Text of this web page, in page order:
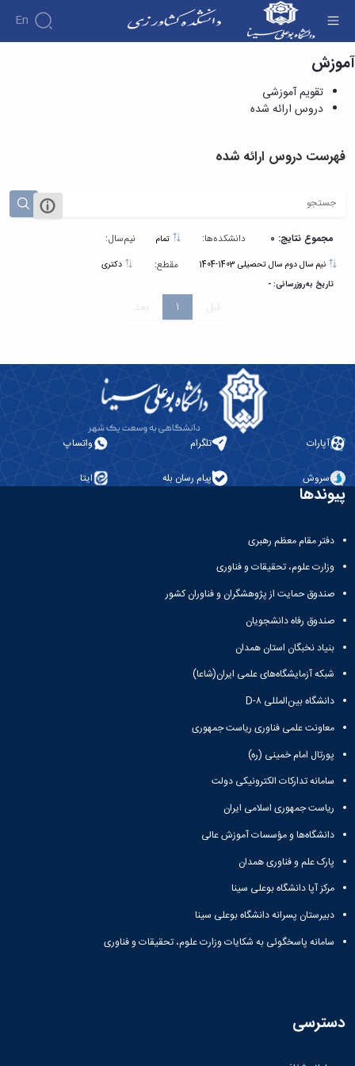
En
دروس ارائه شده - دانشکده کشاورزی
آموزش
تقویم آموزشی
دروس ارائه شده
فهرست دروس ارائه شده
مجموع نتایج: 0 دانشکده‌ها: نیم‌سال:
مقطع: دکتری
تاریخ به‌روزرسانی: -
قبل 1 بعد
آپارات تلگرام واتساپ
سروش پیام رسان بله ایتا
پیوندها
دفتر مقام معظم رهبری
وزارت علوم، تحقیقات و فناوری
صندوق حمایت از پژوهشگران و فناوران کشور
صندوق رفاه دانشجویان
بنیاد نخبگان استان همدان
شبکه آزمایشگاه‌های علمی ایران(شاعا)
دانشگاه بین‌المللی D-۸
معاونت علمی فناوری ریاست جمهوری
پورتال امام خمینی (ره)
سامانه تدارکات الکترونیکی دولت
ریاست جمهوری اسلامی ایران
دانشگاه‌ها و مؤسسات آموزش عالی
پارک علم و فناوری همدان
مرکز آپا دانشگاه بوعلی سینا
دبیرستان پسرانه دانشگاه بوعلی سینا
سامانه پاسخگوئی به شکایات وزارت علوم، تحقیقات و فناوری
دسترسی